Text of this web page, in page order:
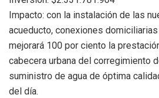
Impacto: con la instalación de las
acueducto, conexiones
mejorará 100 por ciento la
cabecera urbana del corregimiento
suministro de agua de óptima
del día.